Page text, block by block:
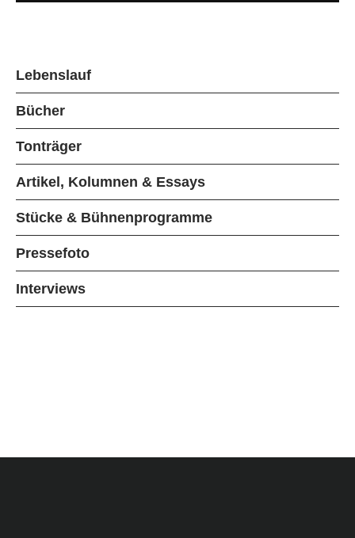
Lebenslauf
Bücher
Tonträger
Artikel, Kolumnen & Essays
Stücke & Bühnenprogramme
Pressefoto
Interviews